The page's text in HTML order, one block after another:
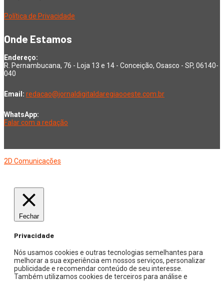
Política de Privacidade
Onde Estamos
Endereço:
R. Pernambucana, 76 - Loja 13 e 14 - Conceição, Osasco - SP, 06140-
040
Email: redacao@jornaldigitaldaregiaooeste.com.br
WhatsApp:
Falar com a redação
2D Comunicações
Fechar
Privacidade
Nós usamos cookies e outras tecnologias semelhantes para
melhorar a sua experiência em nossos serviços, personalizar
publicidade e recomendar conteúdo de seu interesse.
Também utilizamos cookies de terceiros para análise e